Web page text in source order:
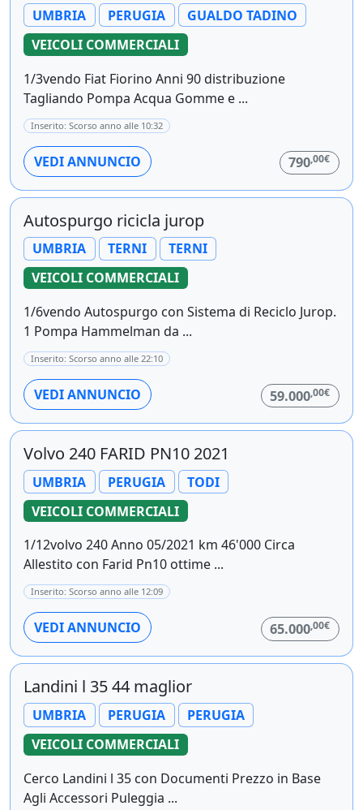
UMBRIA PERUGIA
GUALDO TADINO
VEICOLI COMMERCIALI
1/3vendo Fiat Fiorino Anni 90 distribuzione
Tagliando Pompa Acqua Gomme e ...
Inserito: Scorso anno alle 10:32
VEDI ANNUNCIO 790,00€
Autospurgo ricicla jurop
UMBRIA TERNI
TERNI
VEICOLI COMMERCIALI
1/6vendo Autospurgo con Sistema di Reciclo Jurop.
1 Pompa Hammelman da ...
Inserito: Scorso anno alle 22:10
VEDI ANNUNCIO 59.000,00€
Volvo 240 FARID PN10 2021
UMBRIA PERUGIA
TODI
VEICOLI COMMERCIALI
1/12volvo 240 Anno 05/2021 km 46'000 Circa
Allestito con Farid Pn10 ottime ...
Inserito: Scorso anno alle 12:09
VEDI ANNUNCIO 65.000,00€
Landini l 35 44 maglior
UMBRIA PERUGIA
PERUGIA
VEICOLI COMMERCIALI
Cerco Landini l 35 con Documenti Prezzo in Base
Agli Accessori Puleggia ...